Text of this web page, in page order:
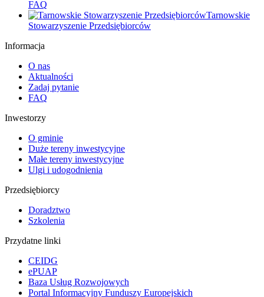
FAQ
Tarnowskie
Stowarzyszenie Przedsiębiorców
Informacja
O nas
Aktualności
Zadaj pytanie
FAQ
Inwestorzy
O gminie
Duże tereny inwestycyjne
Małe tereny inwestycyjne
Ulgi i udogodnienia
Przedsiębiorcy
Doradztwo
Szkolenia
Przydatne linki
CEIDG
ePUAP
Baza Usług Rozwojowych
Portal Informacyjny Funduszy Europejskich